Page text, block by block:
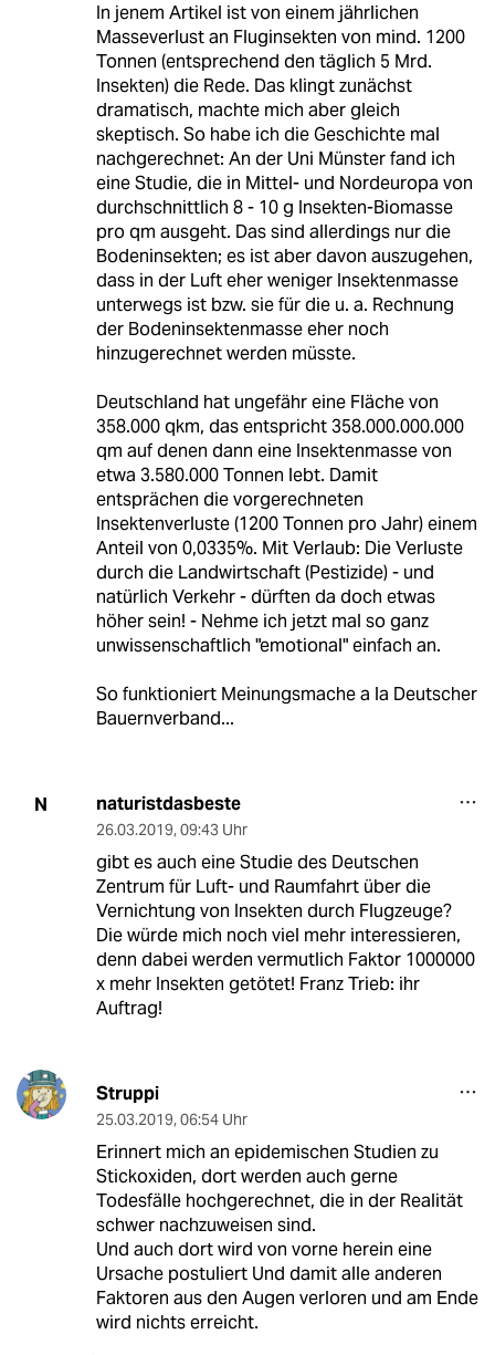
In jenem Artikel ist von einem jährlichen
Masseverlust an Fluginsekten von mind. 1200
Tonnen (entsprechend den täglich 5 Mrd.
Insekten) die Rede. Das klingt zunächst
dramatisch, machte mich aber gleich
skeptisch. So habe ich die Geschichte mal
nachgerechnet: An der Uni Münster fand ich
eine Studie, die in Mittel- und Nordeuropa von
durchschnittlich 8 - 10 g Insekten-Biomasse
pro qm ausgeht. Das sind allerdings nur die
Bodeninsekten; es ist aber davon auszugehen,
dass in der Luft eher weniger Insektenmasse
unterwegs ist bzw. sie für die u. a. Rechnung
der Bodeninsektenmasse eher noch
hinzugerechnet werden müsste.
Deutschland hat ungefähr eine Fläche von
358.000 qkm, das entspricht 358.000.000.000
qm auf denen dann eine Insektenmasse von
etwa 3.580.000 Tonnen lebt. Damit
entsprächen die vorgerechneten
Insektenverluste (1200 Tonnen pro Jahr) einem
Anteil von 0,0335%. Mit Verlaub: Die Verluste
durch die Landwirtschaft (Pestizide) - und
natürlich Verkehr - dürften da doch etwas
höher sein! - Nehme ich jetzt mal so ganz
unwissenschaftlich "emotional" einfach an.
So funktioniert Meinungsmache a la Deutscher
Bauernverband...
N naturistdasbeste
26.03.2019, 09:43 Uhr
gibt es auch eine Studie des Deutschen
Zentrum für Luft- und Raumfahrt über die
Vernichtung von Insekten durch Flugzeuge?
Die würde mich noch viel mehr interessieren,
denn dabei werden vermutlich Faktor 1000000
x mehr Insekten getötet! Franz Trieb: ihr
Auftrag!
Struppi
25.03.2019, 06:54 Uhr
Erinnert mich an epidemischen Studien zu
Stickoxiden, dort werden auch gerne
Todesfälle hochgerechnet, die in der Realität
schwer nachzuweisen sind.
Und auch dort wird von vorne herein eine
Ursache postuliert Und damit alle anderen
Faktoren aus den Augen verloren und am Ende
wird nichts erreicht.